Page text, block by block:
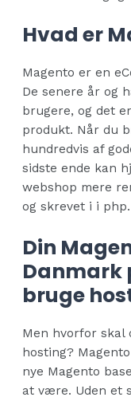
Hvad er
Magento er en
De senere år og
brugere, og det
produkt. Når du
hundredvis af
sidste ende kan
webshop mere
og skrevet i i php.
Din
Danmark
bruge
Men hvorfor skal
hosting?
nye Magento
at være. Uden et